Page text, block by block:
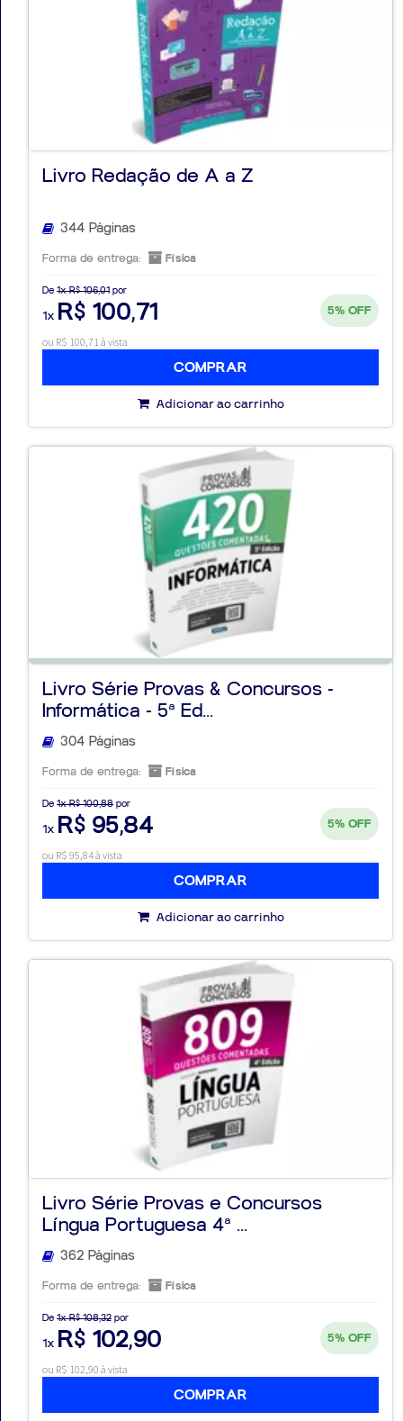
Livro Redação de A a Z
344 Páginas
Forma de entrega: Física
De 1x R$ 106,01 por
1x R$ 100,71 5% OFF
ou R$ 100,71 à vista
COMPRAR
Adicionar ao carrinho
Livro Série Provas & Concursos -
Informática - 5ª Ed...
304 Páginas
Forma de entrega: Física
De 1x R$ 100,88 por
1x R$ 95,84 5% OFF
ou R$ 95,84 à vista
COMPRAR
Adicionar ao carrinho
Livro Série Provas e Concursos
Língua Portuguesa 4ª ...
362 Páginas
Forma de entrega: Física
De 1x R$ 108,32 por
1x R$ 102,90 5% OFF
ou R$ 102,90 à vista
COMPRAR